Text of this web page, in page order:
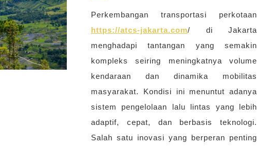
Jalan
Lebih
Responsif
Perkembangan transportasi perkotaan
https://atcs-jakarta.com/ di Jakarta
menghadapi tantangan yang semakin
kompleks seiring meningkatnya volume
kendaraan dan dinamika mobilitas
masyarakat. Kondisi ini menuntut adanya
sistem pengelolaan lalu lintas yang lebih
adaptif, cepat, dan berbasis teknologi.
Salah satu inovasi yang berperan penting